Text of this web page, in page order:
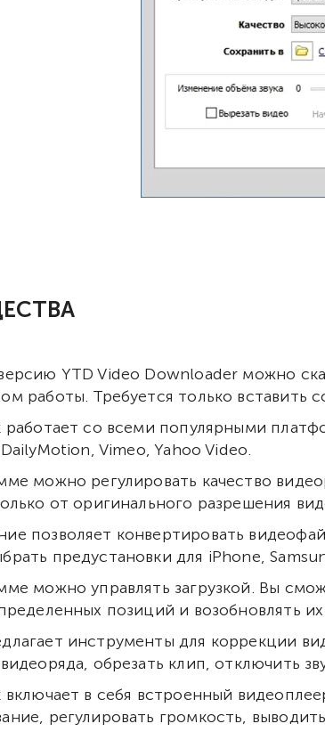
YTD Video Downloader можно
работы. Требуется только вставить
работает со всеми популярными
Vimeo, Yahoo Video.
можно регулировать качество
от оригинального разрешения
позволяет конвертировать
предустановки для iPhone,
можно управлять загрузкой. Вы
позиций и возобновлять
инструменты для коррекции
обрезать клип, отключить
включает в себя встроенный
регулировать громкость,